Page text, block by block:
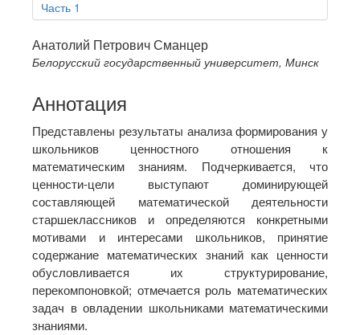
Часть 1
Main
Article
Content
Анатолий Петрович Сманцер
Белорусский государственный университет, Минск
Аннотация
Представлены результаты анализа формирования у
школьников ценностного отношения к
математическим знаниям. Подчеркивается, что
ценности-цели выступают доминирующей
составляющей математической деятельности
старшеклассников и определяются конкретными
мотивами и интересами школьников, принятие
содержание математических знаний как ценности
обусловливается их структурирование,
перекомпоновкой; отмечается роль математических
задач в овладении школьниками математическими
знаниями.